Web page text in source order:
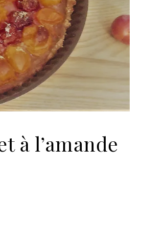
à l’amande